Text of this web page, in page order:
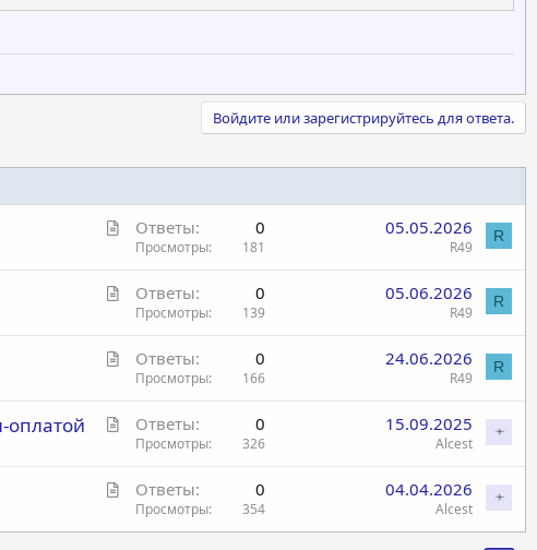
услуги доставки посылок по номеру телефона,
Почты России или в её мобильном приложении. Если у пользователя
подпись сейчас можно на Госуслугах.
посылку можно в том почтовом отделении, к которому
Войдите или зарегистрируйтесь для ответа.
С
т
Ответы 0
Просмотры 181
05.05.2026
R49
R
С
т
Ответы 0
Просмотры 139
05.06.2026
R49
R
С
т
Ответы 0
Просмотры 166
24.06.2026
R49
R
С
т
я
оплатой Ответы 0
Просмотры 326
15.09.2025
Alcest
С
а
Ответы 0
Просмотры 354
04.04.2026
Alcest